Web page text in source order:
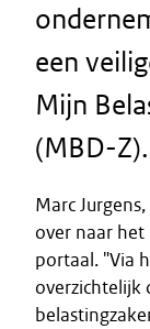
een
Mijn
(MBD-Z).
Marc
over naar
portaal. "Via
overzichtelijk